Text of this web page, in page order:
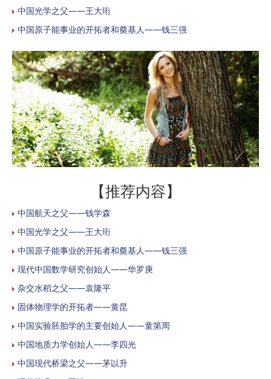
中国光学之父——王大珩
中国原子能事业的开拓者和奠基人——钱三强
【推荐内容】
中国航天之父——钱学森
中国光学之父——王大珩
中国原子能事业的开拓者和奠基人——钱三强
现代中国数学研究创始人——华罗庚
杂交水稻之父——袁隆平
固体物理学的开拓者——黄昆
中国实验胚胎学的主要创始人——童第周
中国地质力学创始人——李四光
中国现代桥梁之父——茅以升